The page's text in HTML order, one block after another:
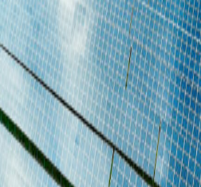
採用
お問い合わせ